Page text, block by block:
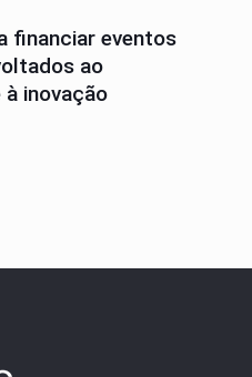
financiar eventos
ao
inovação